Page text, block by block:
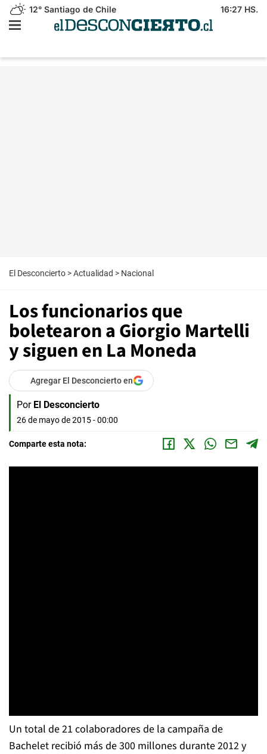
12° Santiago de Chile 16:27 HS.
El Desconcierto >Actualidad > Nacional
Los funcionarios que
boletearon a Giorgio Martelli
y siguen en La Moneda
Agregar El Desconcierto en
Por El Desconcierto
26 de mayo de 2015 - 00:00
Comparte esta nota:
Un total de 21 colaboradores de la campaña de
Bachelet recibió más de 300 millones durante 2012 y